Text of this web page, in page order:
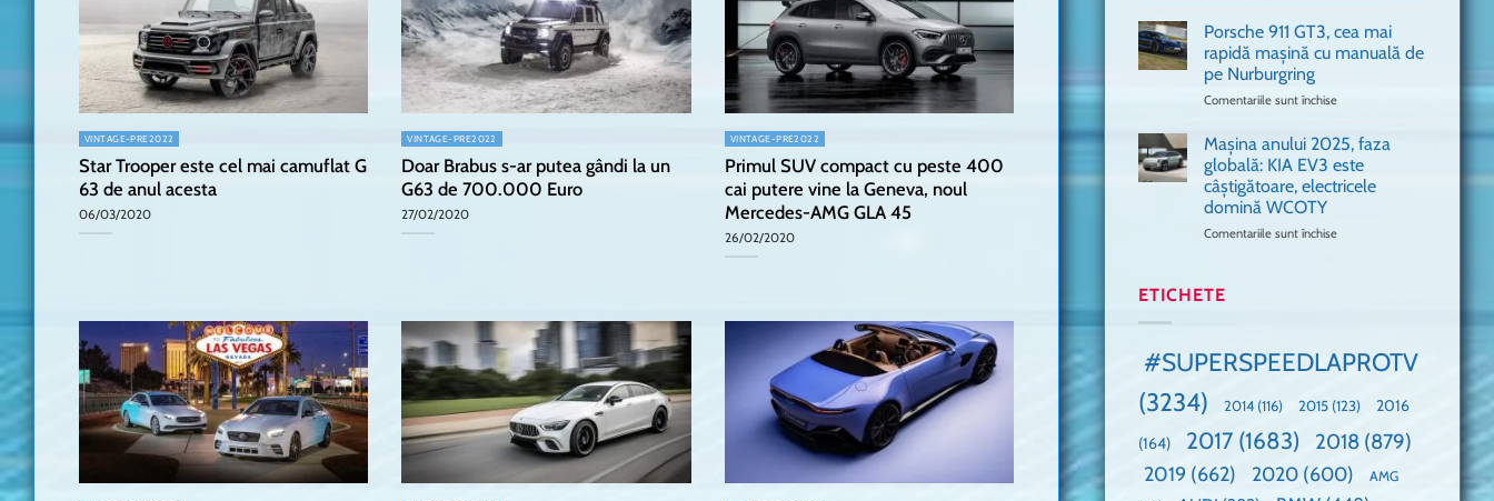
VINTAGE-PRE2022
Star Trooper este cel mai camuflat G
63 de anul acesta
06/03/2020
VINTAGE-PRE2022
Doar Brabus s-ar putea gândi la un
G63 de 700.000 Euro
27/02/2020
VINTAGE-PRE2022
Primul SUV compact cu peste 400
cai putere vine la Geneva, noul
Mercedes-AMG GLA 45
26/02/2020
că
era
un
festival
🤭
VANS!
pus
cu
Ford
la
un
dube
Porsche 911 GT3, cea mai
rapidă mașină cu manuală de
pe Nurburgring
Comentariile sunt închise
911
GT3,
cea
mai
Mașina anului 2025, faza
globală: KIA EV3 este
câștigătoare, electricele
domină WCOTY
Comentariile sunt închise
EV3
câștigătoare,
domină
ETICHETE
#SUPERSPEEDLAPROTV
(3234)
2014 (116) 2015 (123) 2016
(164) 2017 (1683) 2018 (879)
2019 (662) 2020 (600)
AMG